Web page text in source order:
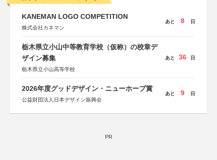
KANEMAN LOGO COMPETITION
株式会社カネマン
あと 8 日
栃木県立小山中等教育学校（仮称）の校章デ
ザイン募集
栃木県立小山高等学校
あと 36 日
2026年度グッドデザイン・ニューホープ賞
公益財団法人日本デザイン振興会
あと 9 日
PR